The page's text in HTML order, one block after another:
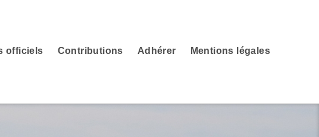
officiels Contributions Adhérer Mentions légales